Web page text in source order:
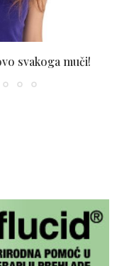
svakoga muči!